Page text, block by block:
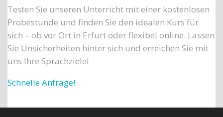
Testen Sie unseren Unterricht mit einer kostenlosen
Probestunde und finden Sie den idealen Kurs für
sich – ob vor Ort in Erfurt oder flexibel online. Lassen
Sie Unsicherheiten hinter sich und erreichen Sie mit
uns Ihre Sprachziele!
Schnelle Anfrage!